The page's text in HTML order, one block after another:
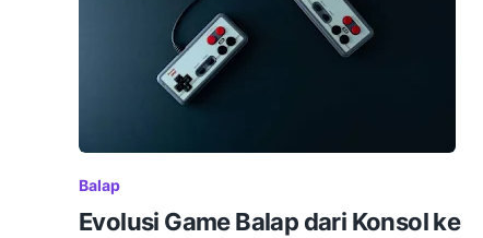
Balap
Evolusi Game Balap dari Konsol ke